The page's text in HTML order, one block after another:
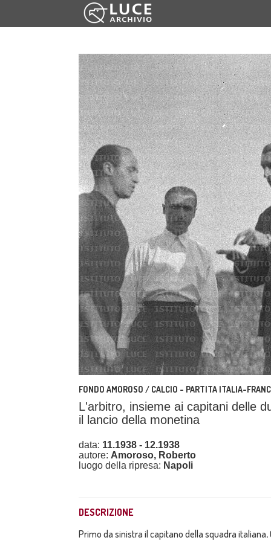
FONDO AMOROSO / CALCIO - PARTITA ITALIA-
L'arbitro, insieme ai capitani delle
il lancio della monetina
data: 11.1938 - 12.1938
autore: Amoroso, Roberto
luogo della ripresa: Napoli
DESCRIZIONE
Primo da sinistra il capitano della squadra italiana,